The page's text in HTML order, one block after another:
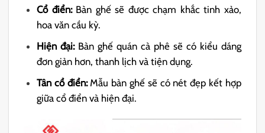
Cổ điển:Bàn ghế sẽ được chạm khắc tinh xảo,
hoa văn cầu kỳ.
Hiện đại:Bàn ghế quán cà phê sẽ có kiểu dáng
đơn giản hơn, thanh lịch và tiện dụng.
Tân cổ điển:Mẫu bàn ghế sẽ có nét đẹp kết hợp
giữa cổ điển và hiện đại.